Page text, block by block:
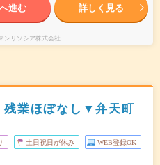
進む 詳しく見る
ンリソシア株式会社
残業ほぼなし▼弁天町
土日祝日が休み WEB登録OK